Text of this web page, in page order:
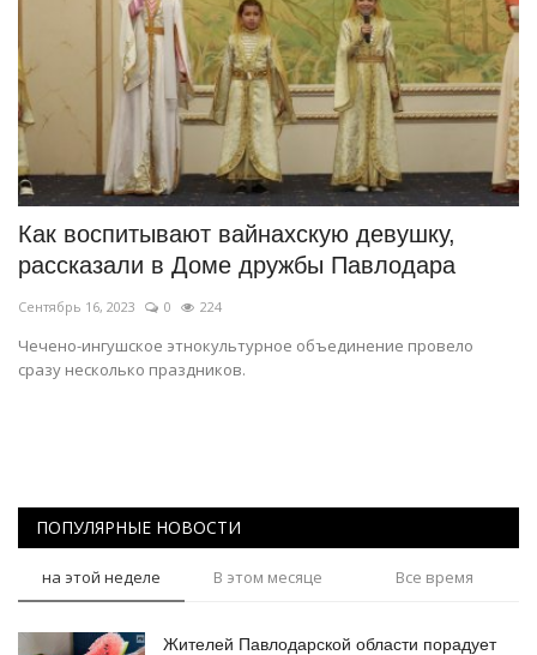
КАЗАХСТАН
МИР
СПЕЦПРОЕКТЫ
СПОРТ
Чек-лист
РАЗВЛЕЧЕНИЯ
OFFICIAL
Қазақша Русский
Как воспитывают вайнахскую девушку,
рассказали в Доме дружбы Павлодара
Сентябрь 16, 2023 0 224
Чечено-ингушское этнокультурное объединение провело
сразу несколько праздников.
ПОПУЛЯРНЫЕ НОВОСТИ
на этой неделе В этом месяце Все время
Жителей Павлодарской области порадует